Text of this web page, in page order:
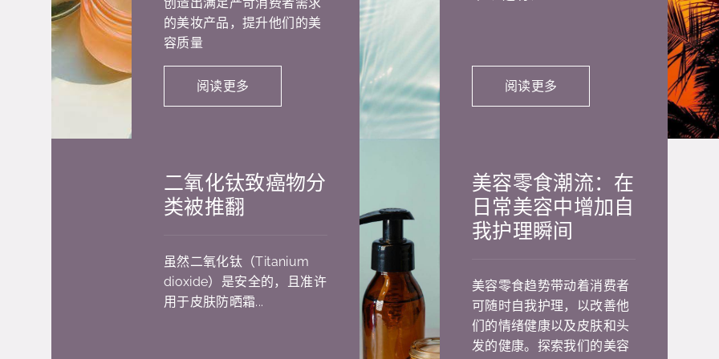
的美妆产品，提升他们的美
容质量
阅读更多 阅读更多
二氧化钛致癌物分
类被推翻
虽然二氧化钛（Titanium
dioxide）是安全的，且准许
用于皮肤防晒霜...
美容零食潮流：在
日常美容中增加自
我护理瞬间
美容零食趋势带动着消费者
可随时自我护理，以改善他
们的情绪健康以及皮肤和头
发的健康。探索我们的美容